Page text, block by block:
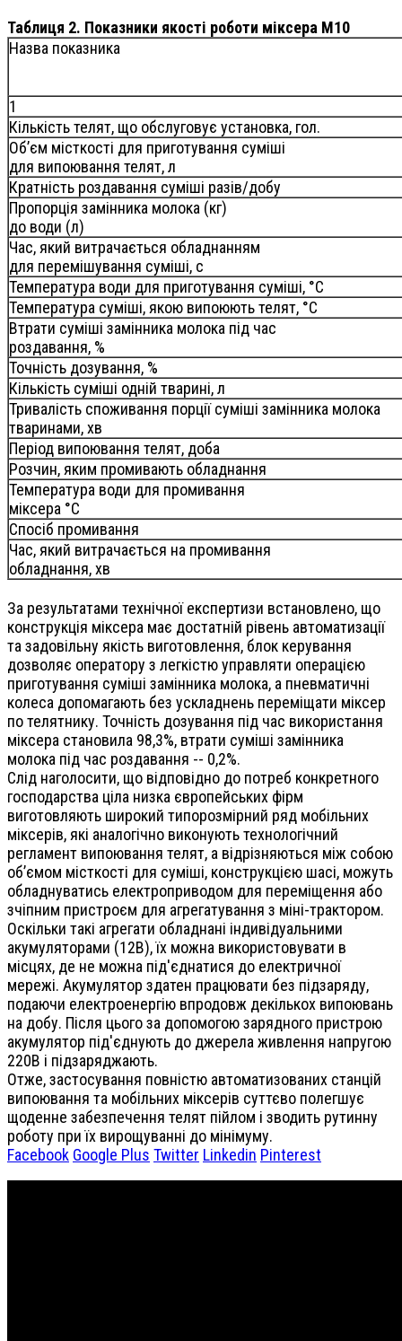
Таблиця 2. Показники якості роботи міксера М10
Назва показника
1
Кількість телят, що обслуговує установка, гол.
Об’єм місткості для приготування суміші
для випоювання телят, л
Кратність роздавання суміші разів/добу
Пропорція замінника молока (кг)
до води (л)
Час, який витрачається обладнанням
для перемішування суміші, с
Температура води для приготування суміші, °С
Температура суміші, якою випоюють телят, °С
Втрати суміші замінника молока під час
роздавання, %
Точність дозування, %
Кількість суміші одній тварині, л
Тривалість споживання порції суміші замінника молока
тваринами, хв
Період випоювання телят, доба
Розчин, яким промивають обладнання
Температура води для промивання
міксера °С
Спосіб промивання
Час, який витрачається на промивання
обладнання, хв
За результатами технічної експертизи встановлено, що
конструкція міксера має достатній рівень автоматизації
та задовільну якість виготовлення, блок керування
дозволяє оператору з легкістю управляти операцією
приготування суміші замінника молока, а пневматичні
колеса допомагають без ускладнень переміщати міксер
по телятнику. Точність дозування під час використання
міксера становила 98,3%, втрати суміші замінника
молока під час роздавання -- 0,2%.
Слід наголосити, що відповідно до потреб конкретного
господарства ціла низка європейських фірм
виготовляють широкий типорозмірний ряд мобільних
міксерів, які аналогічно виконують технологічний
регламент випоювання телят, а відрізняються між собою
об’ємом місткості для суміші, конструкцією шасі, можуть
обладнуватись електроприводом для переміщення або
зчіпним пристроєм для агрегатування з міні-трактором.
Оскільки такі агрегати обладнані індивідуальними
акумуляторами (12В), їх можна використовувати в
місцях, де не можна під'єднатися до електричної
мережі. Акумулятор здатен працювати без підзаряду,
подаючи електроенергію впродовж декількох випоювань
на добу. Після цього за допомогою зарядного пристрою
акумулятор під'єднують до джерела живлення напругою
220В і підзаряджають.
Отже, застосування повністю автоматизованих станцій
випоювання та мобільних міксерів суттєво полегшує
щоденне забезпечення телят пійлом і зводить рутинну
роботу при їх вирощуванні до мінімуму.
Facebook Google Plus Twitter Linkedin Pinterest